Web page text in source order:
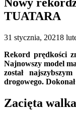
TUATARA
Posted
31 stycznia, 20218
Rekord prędkości
Najnowszy model
został
drogowego.
Zacięta